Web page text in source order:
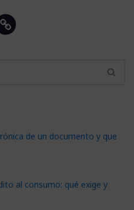
de un documento y que
al consumo: qué exige y